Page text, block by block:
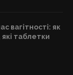
вагітності: як
які таблетки